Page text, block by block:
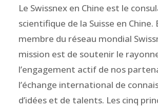
Le Swissnex en Chine est le
scientifique de la Suisse en
membre du réseau mondial
mission est de soutenir le
l’engagement actif de nos
l’échange international de
d’idées et de talents. Les cinq